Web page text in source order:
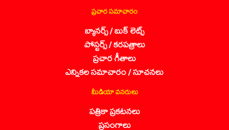
ప్రచార సమాచారం
బ్యానర్స్ / బుక్ లెట్స్
పోస్టర్స్ / కరపత్రాలు
ప్రచార గీతాలు
ఎన్నికల సమాచారం / సూచనలు
మీడియా వనరులు
పత్రికా ప్రకటనలు
ప్రసంగాలు